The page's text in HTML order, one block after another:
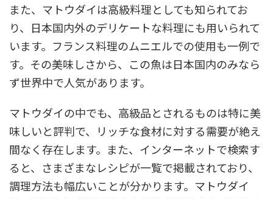
また、マトウダイは高級料理としても知られてお
り、日本国内外のデリケートな料理にも用いられて
います。フランス料理のムニエルでの使用も一例で
す。その美味しさから、この魚は日本国内のみなら
ず世界中で人気があります。
マトウダイの中でも、高級品とされるものは特に美
味しいと評判で、リッチな食材に対する需要が絶え
間なく存在します。また、インターネットで検索す
ると、さまざまなレシピが一覧で掲載されており、
調理方法も幅広いことが分かります。マトウダイ